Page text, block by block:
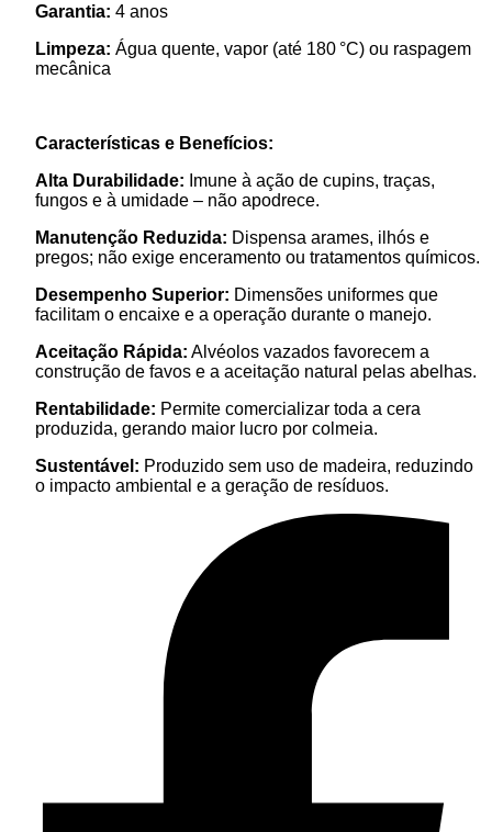
Garantia: 4 anos
Limpeza: Água quente, vapor (até 180 °C) ou raspagem
mecânica
Características e Benefícios:
Alta Durabilidade: Imune à ação de cupins, traças,
fungos e à umidade – não apodrece.
Manutenção Reduzida: Dispensa arames, ilhós e
pregos; não exige enceramento ou tratamentos químicos.
Desempenho Superior: Dimensões uniformes que
facilitam o encaixe e a operação durante o manejo.
Aceitação Rápida: Alvéolos vazados favorecem a
construção de favos e a aceitação natural pelas abelhas.
Rentabilidade: Permite comercializar toda a cera
produzida, gerando maior lucro por colmeia.
Sustentável: Produzido sem uso de madeira, reduzindo
o impacto ambiental e a geração de resíduos.